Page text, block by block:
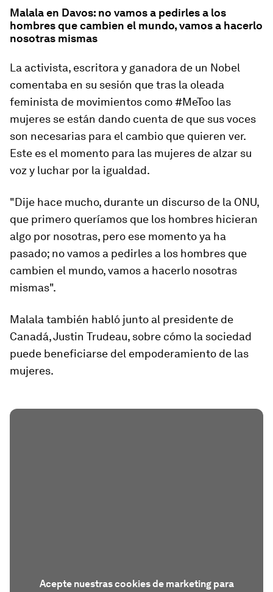
Malala en Davos: no vamos a pedirles a los
hombres que cambien el mundo, vamos a hacerlo
nosotras mismas
La activista, escritora y ganadora de un Nobel
comentaba en su sesión que tras la oleada
feminista de movimientos como #MeToo las
mujeres se están dando cuenta de que sus voces
son necesarias para el cambio que quieren ver.
Este es el momento para las mujeres de alzar su
voz y luchar por la igualdad.
"Dije hace mucho, durante un discurso de la ONU,
que primero queríamos que los hombres hicieran
algo por nosotras, pero ese momento ya ha
pasado; no vamos a pedirles a los hombres que
cambien el mundo, vamos a hacerlo nosotras
mismas".
Malala también habló junto al presidente de
Canadá, Justin Trudeau, sobre cómo la sociedad
puede beneficiarse del empoderamiento de las
mujeres.
Acepte nuestras cookies de marketing para